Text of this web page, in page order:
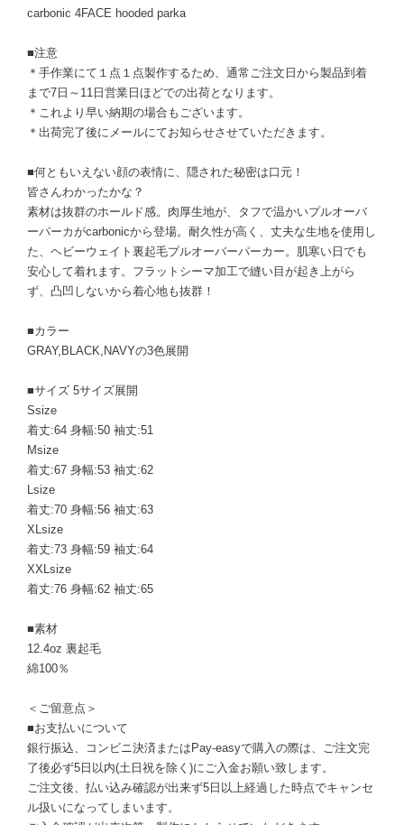
carbonic 4FACE hooded parka
■注意
＊手作業にて１点１点製作するため、通常ご注文日から製品到着
まで7日～11日営業日ほどでの出荷となります。
＊これより早い納期の場合もございます。
＊出荷完了後にメールにてお知らせさせていただきます。
■何ともいえない顔の表情に、隠された秘密は口元！
皆さんわかったかな？
素材は抜群のホールド感。肉厚生地が、タフで温かいプルオーバ
ーパーカがcarbonicから登場。耐久性が高く、丈夫な生地を使用し
た、ヘビーウェイト裏起毛プルオーバーパーカー。肌寒い日でも
安心して着れます。フラットシーマ加工で縫い目が起き上がら
ず、凸凹しないから着心地も抜群！
■カラー
GRAY,BLACK,NAVYの3色展開
■サイズ 5サイズ展開
Ssize
着丈:64 身幅:50 袖丈:51
Msize
着丈:67 身幅:53 袖丈:62
Lsize
着丈:70 身幅:56 袖丈:63
XLsize
着丈:73 身幅:59 袖丈:64
XXLsize
着丈:76 身幅:62 袖丈:65
■素材
12.4oz 裏起毛
綿100％
＜ご留意点＞
■お支払いについて
銀行振込、コンビニ決済またはPay-easyで購入の際は、ご注文完
了後必ず5日以内(土日祝を除く)にご入金お願い致します。
ご注文後、払い込み確認が出来ず5日以上経過した時点でキャンセ
ル扱いになってしまいます。